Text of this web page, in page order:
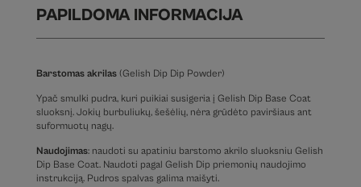
PAPILDOMA INFORMACIJA
Barstomas akrilas(Gelish Dip Dip Powder)
Ypač smulki pudra, kuri puikiai susigeria į Gelish Dip Base Coat
sluoksnį. Jokių burbuliukų, šešėlių, nėra grūdėto paviršiaus ant
suformuotų nagų.
Naudojimas: naudoti su apatiniu barstomo akrilo sluoksniu Gelish
Dip Base Coat. Naudoti pagal Gelish Dip priemonių naudojimo
instrukciją. Pudros spalvas galima maišyti.